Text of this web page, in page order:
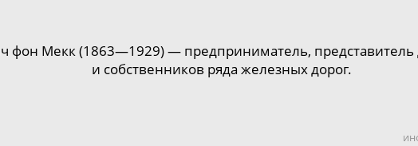
фон Мекк (1863—1929) — предприниматель, представитель
и собственников ряда железных дорог.